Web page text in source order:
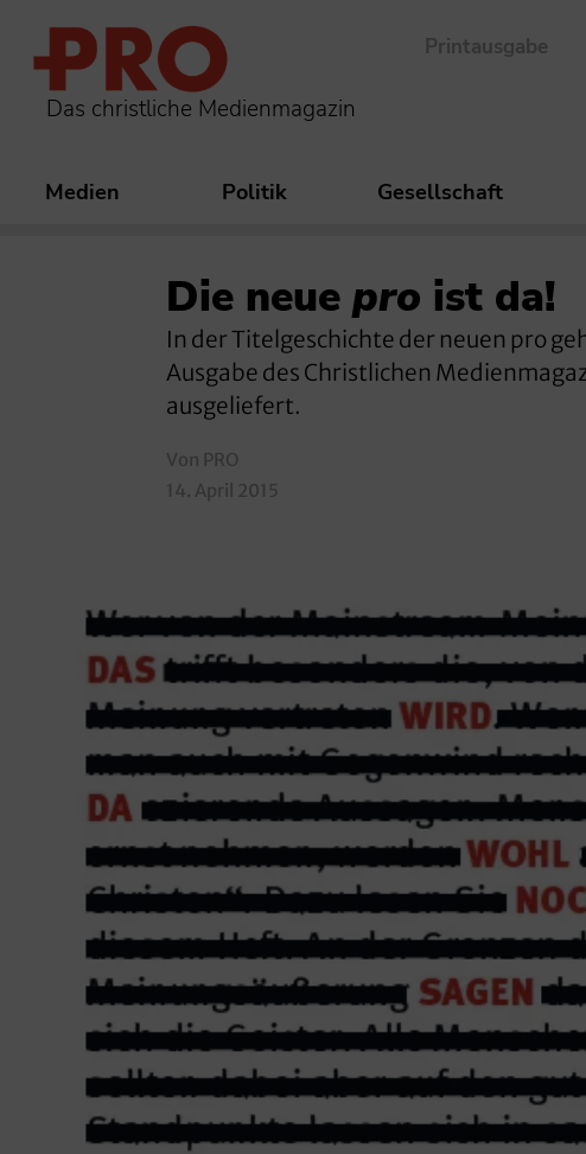
Das christliche Medienmagazin
Printausgabe
Medien Politik Gesellschaft
Die neue pro ist da!
In der Titelgeschichte der neuen pro
Ausgabe des Christlichen
ausgeliefert.
Von PRO
14. April 2015